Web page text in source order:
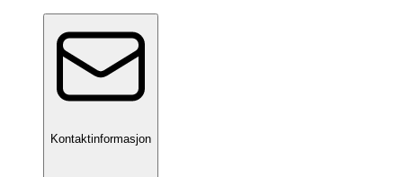
Kontaktinformasjon